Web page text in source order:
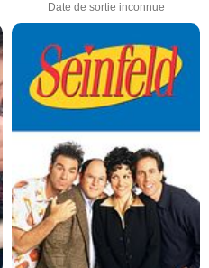
Date de sortie inconnue